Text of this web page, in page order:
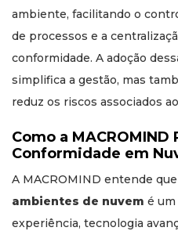
ambiente, facilitando o
de processos e a
conformidade. A adoção
simplifica a gestão, mas
reduz os riscos associados
Como a
Conformidade em
A MACROMIND entende
ambientes de nuvem é
experiência, tecnologia